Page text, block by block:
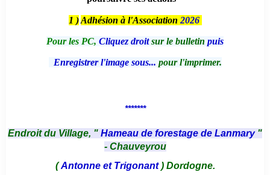
1 ) Adhésion à l'Association 2026
Pour les PC, Cliquez droitsur le bulletin puis
Enregistrer l'image sous... pour l'imprimer.
*******
Endroit du Village, " Hameau de forestage de Lanmary "
- Chauveyrou
(Antonne et Trigonant) Dordogne.